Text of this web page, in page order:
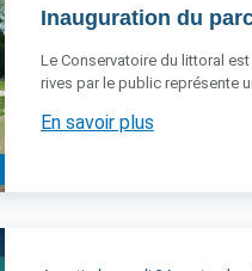
Inauguration du
Le Conservatoire du littoral
rives par le public représente
En savoir plus